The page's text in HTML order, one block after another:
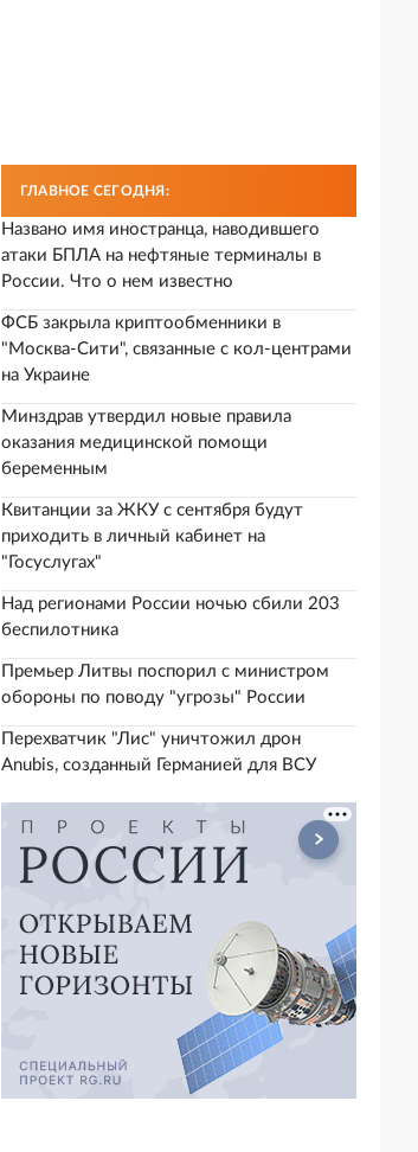
ГЛАВНОЕ СЕГОДНЯ:
Названо имя иностранца, наводившего
атаки БПЛА на нефтяные терминалы в
России. Что о нем известно
ФСБ закрыла криптообменники в
"Москва-Сити", связанные с кол-центрами
на Украине
Минздрав утвердил новые правила
оказания медицинской помощи
беременным
Квитанции за ЖКУ с сентября будут
приходить в личный кабинет на
"Госуслугах"
Над регионами России ночью сбили 203
беспилотника
Премьер Литвы поспорил с министром
обороны по поводу "угрозы" России
Перехватчик "Лис" уничтожил дрон
Anubis, созданный Германией для ВСУ